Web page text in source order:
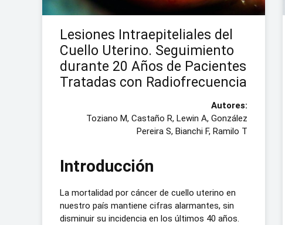
Lesiones Intraepiteliales del
Cuello Uterino. Seguimiento
durante 20 Años de Pacientes
Tratadas con Radiofrecuencia
Autores:
Toziano M, Castaño R, Lewin A, González
Pereira S, Bianchi F, Ramilo T
Introducción
La mortalidad por cáncer de cuello uterino en
nuestro país mantiene cifras alarmantes, sin
disminuir su incidencia en los últimos 40 años.